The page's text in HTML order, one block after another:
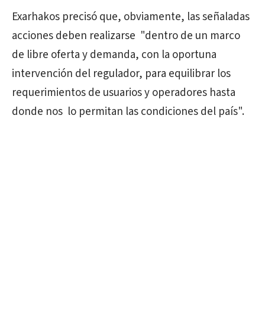
Exarhakos precisó que, obviamente, las señaladas
acciones deben realizarse "dentro de un marco
de libre oferta y demanda, con la oportuna
intervención del regulador, para equilibrar los
requerimientos de usuarios y operadores hasta
donde nos lo permitan las condiciones del país".